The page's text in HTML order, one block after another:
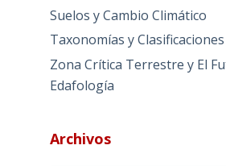
Suelos y Cambio Climático
Taxonomías y Clasificaciones
Zona Crítica Terrestre y El
Edafología
Archivos